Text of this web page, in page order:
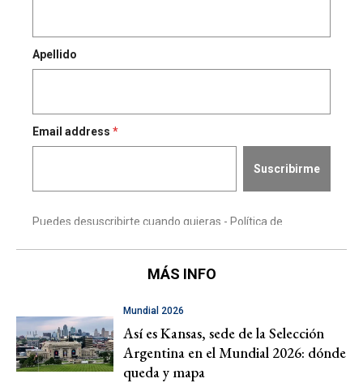
MÁS INFO
Mundial 2026
Así es Kansas, sede de la Selección
Argentina en el Mundial 2026: dónde
queda y mapa